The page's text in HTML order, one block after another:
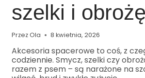
szelki i
PrzezOla 8 kwietnia, 2026
Akcesoria spacerowe to coś, z
codziennie. Smycz, szelki czy
razem z psem – są narażone na